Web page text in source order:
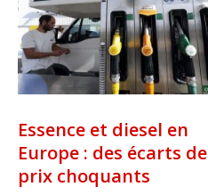
Essence et diesel en
Europe : des écarts de
prix choquants